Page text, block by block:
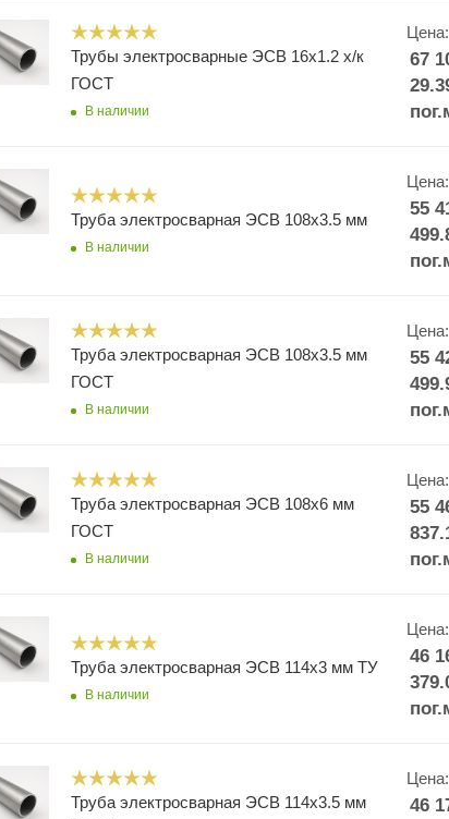
Трубы электросварные ЭСВ 16х1.2 х/к
ГОСТ
В наличии
Цена:
67
Труба электросварная ЭСВ 108х3.5 мм
В наличии
Цена:
55
Труба электросварная ЭСВ 108х3.5 мм
ГОСТ
В наличии
Цена:
55
Труба электросварная ЭСВ 108х6 мм
ГОСТ
В наличии
Цена:
55
Труба электросварная ЭСВ 114х3 мм ТУ
В наличии
Цена:
46
Труба электросварная ЭСВ 114х3.5 мм
Цена:
46